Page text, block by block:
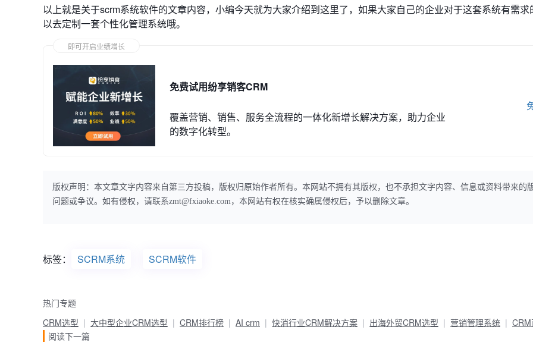
以上就是关于scrm系统软件的文章内容，小编今天就为大家介绍到这里了，如果大家自己的企业对于这套系统有需求
以去定制一套个性化管理系统哦。
即可开启业绩增长
免费试用纷享销客CRM
覆盖营销、销售、服务全流程的一体化新增长解决方案，助力企业
的数字化转型。
版权声明：本文章文字内容来自第三方投稿，版权归原始作者所有。本网站不拥有其版权，也不承担文字内容、信息或资料带来的
问题或争议。如有侵权，请联系zmt@fxiaoke.com，本网站有权在核实确属侵权后，予以删除文章。
标签： SCRM系统 SCRM软件
热门专题
CRM选型
大中型企业CRM选型 CRM排行榜 AI crm 快消行业CRM解决方案 出海外贸CRM选型 营销管理系统
阅读下一篇